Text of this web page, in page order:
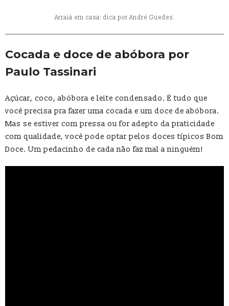
Arraiá em casa: dica por André Guedes.
Cocada e doce de abóbora por
Paulo Tassinari
Açúcar, coco, abóbora e leite condensado. É tudo que
você precisa pra fazer uma cocada e um doce de abóbora.
Mas se estiver com pressa ou for adepto da praticidade
com qualidade, você pode optar pelos doces típicos Bom
Doce. Um pedacinho de cada não faz mal a ninguém!